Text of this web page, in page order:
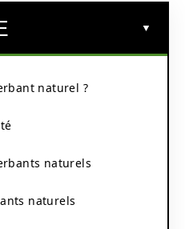
naturel ?
naturels
naturels